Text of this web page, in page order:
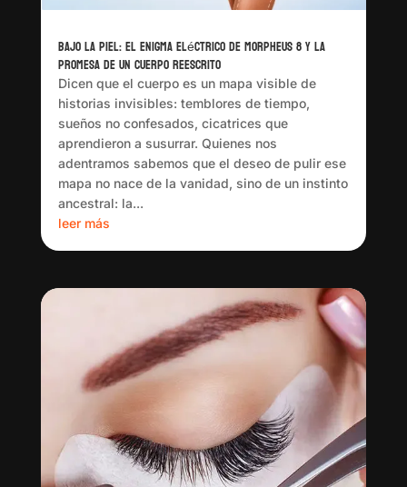
Bajo la piel: el enigma eléctrico de Morpheus 8 y la
promesa de un cuerpo reescrito
Dicen que el cuerpo es un mapa visible de
historias invisibles: temblores de tiempo,
sueños no confesados, cicatrices que
aprendieron a susurrar. Quienes nos
adentramos sabemos que el deseo de pulir ese
mapa no nace de la vanidad, sino de un instinto
ancestral: la...
leer más